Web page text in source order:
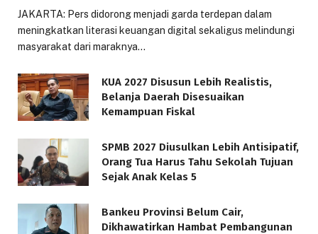
JAKARTA: Pers didorong menjadi garda terdepan dalam
meningkatkan literasi keuangan digital sekaligus melindungi
masyarakat dari maraknya…
KUA 2027 Disusun Lebih Realistis,
Belanja Daerah Disesuaikan
Kemampuan Fiskal
SPMB 2027 Diusulkan Lebih Antisipatif,
Orang Tua Harus Tahu Sekolah Tujuan
Sejak Anak Kelas 5
Bankeu Provinsi Belum Cair,
Dikhawatirkan Hambat Pembangunan